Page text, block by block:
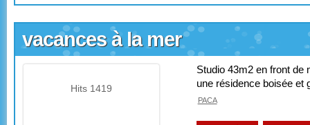
vacances à la mer
Hits 1419
Studio 43m2 en front de
une résidence boisée et
PACA